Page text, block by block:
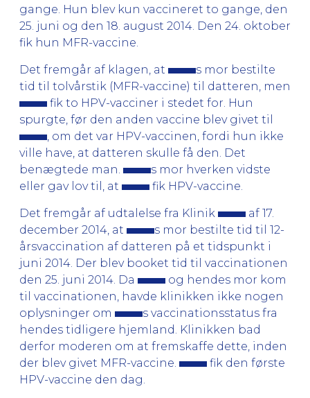
gange. Hun blev kun vaccineret to gange, den
25. juni og den 18. august 2014. Den 24. oktober
fik hun MFR-vaccine.
Det fremgår af klagen, at
s mor bestilte
tid til tolvårstik (MFR-vaccine) til datteren, men
fik to HPV-vacciner i stedet for. Hun
spurgte, før den anden vaccine blev givet til
, om det var HPV-vaccinen, fordi hun ikke
ville have, at datteren skulle få den. Det
benægtede man.
s mor hverken vidste
eller gav lov til, at
fik HPV-vaccine.
Det fremgår af udtalelse fra Klinik
af 17.
december 2014, at
s mor bestilte tid til 12-
årsvaccination af datteren på et tidspunkt i
juni 2014. Der blev booket tid til vaccinationen
den 25. juni 2014. Da
og hendes mor kom
til vaccinationen, havde klinikken ikke nogen
oplysninger om
s vaccinationsstatus fra
hendes tidligere hjemland. Klinikken bad
derfor moderen om at fremskaffe dette, inden
der blev givet MFR-vaccine.
fik den første
HPV-vaccine den dag.